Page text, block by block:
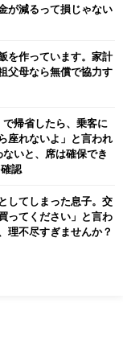
が減るって損じゃない
を作っています。家計
父母なら無償で協力す
帰省したら、乗客に
座れないよ」と言われ
いと、席は確保でき
認
してしまった息子。交
ってください」と言わ
理不尽すぎませんか？